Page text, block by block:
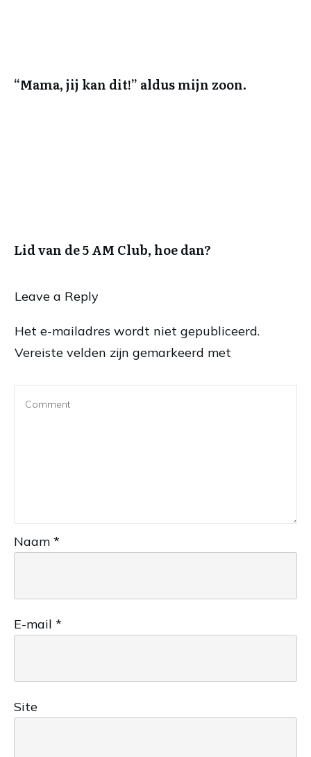
“Mama, jij kan dit!” aldus mijn zoon.
Lid van de 5 AM Club, hoe dan?
Leave a Reply
Het e-mailadres wordt niet gepubliceerd.
Vereiste velden zijn gemarkeerd met
Naam *
E-mail *
Site